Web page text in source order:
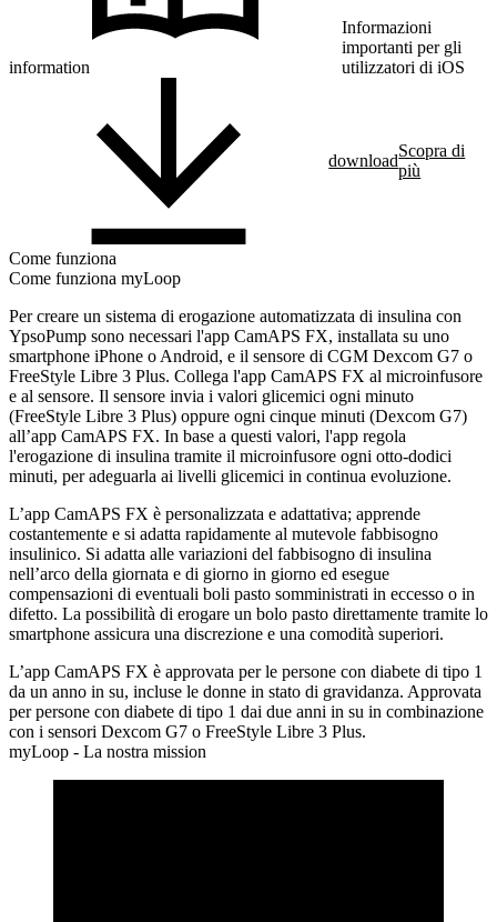
information
Informazioni
importanti per gli
utilizzatori di iOS
download
Scopra di
più
Come funziona
Come funziona myLoop
Per creare un sistema di erogazione automatizzata di insulina con
YpsoPump sono necessari l'app CamAPS FX, installata su uno
smartphone iPhone o Android, e il sensore di CGM Dexcom G7 o
FreeStyle Libre 3 Plus. Collega l'app CamAPS FX al microinfusore
e al sensore. Il sensore invia i valori glicemici ogni minuto
(FreeStyle Libre 3 Plus) oppure ogni cinque minuti (Dexcom G7)
all’app CamAPS FX. In base a questi valori, l'app regola
l'erogazione di insulina tramite il microinfusore ogni otto-dodici
minuti, per adeguarla ai livelli glicemici in continua evoluzione.
L’app CamAPS FX è personalizzata e adattativa; apprende
costantemente e si adatta rapidamente al mutevole fabbisogno
insulinico. Si adatta alle variazioni del fabbisogno di insulina
nell’arco della giornata e di giorno in giorno ed esegue
compensazioni di eventuali boli pasto somministrati in eccesso o in
difetto. La possibilità di erogare un bolo pasto direttamente tramite lo
smartphone assicura una discrezione e una comodità superiori.
L’app CamAPS FX è approvata per le persone con diabete di tipo 1
da un anno in su, incluse le donne in stato di gravidanza. Approvata
per persone con diabete di tipo 1 dai due anni in su in combinazione
con i sensori Dexcom G7 o FreeStyle Libre 3 Plus.
myLoop - La nostra mission